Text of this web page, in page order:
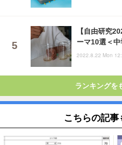
【自由研究
ーマ10選＜中
2022.8.22 Mon
ランキングを
こちらの記